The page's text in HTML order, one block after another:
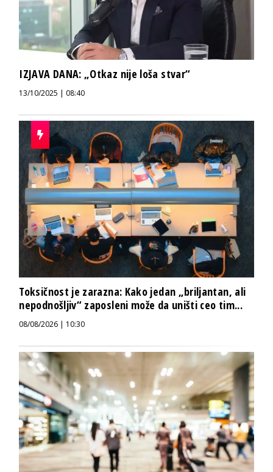
IZJAVA DANA: „Otkaz nije loša stvar“
13/10/2025 | 08:40
Toksičnost je zarazna: Kako jedan „briljantan, ali
nepodnošljiv“ zaposleni može da uništi ceo tim...
08/08/2026 | 10:30